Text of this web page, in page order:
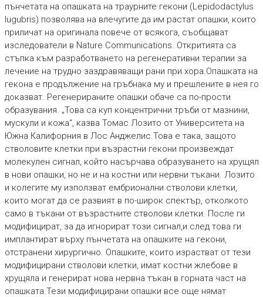
пънчетата на опашката на траурните гекони (Lepidodactylus
lugubris) позволява на влечугите да им растат опашки, които
приличат на оригинала повече от всякога, съобщават
изследователи в Nature Communications. Откритията са
стъпка към разработването на регенеративни терапии за
лечение на трудно заздравяващи рани при хора.Опашката на
гекона е продължение на гръбнака му и прешлените в нея го
доказват. Регенерираните опашки обаче са по-прости
образувания. „Това са куп концентрични тръби от мазнини,
мускули и кожа“, казва Томас Лозито от Университета на
Южна Калифорния в Лос Анджелис.Това е така, защото
стволовите клетки при възрастни гекони произвеждат
молекулен сигнал, който насърчава образуването на хрущял
в нови опашки, но не и на костни или нервни тъкани. Лозито
и колегите му използват ембрионални стволови клетки,
които могат да се развият в по-широк спектър, отколкото
само в тъкани от възрастните стволови клетки. После ги
модифицират, за да игнорират този сигнал,и след това ги
имплантират върху пънчетата на опашките на гекони,
отстранени хирургично. Опашките, които израстват от тези
модифицирани стволови клетки, имат костни жлебове в
хрущяла и генерират нова нервна тъкан в горната част на
опашката.Тези модифицирани опашки все още нямат